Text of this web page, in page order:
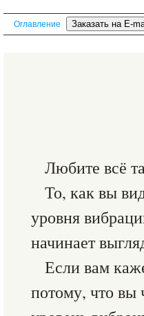
Оглавление
Любите всё
То, как вы
уровня
начинает
Если вам
потому, что вы